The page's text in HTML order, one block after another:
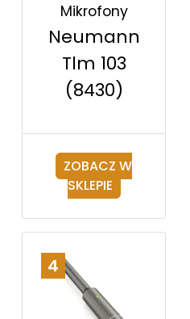
Mikrofony
Neumann
Tlm 103
(8430)
ZOBACZ W
SKLEPIE
4